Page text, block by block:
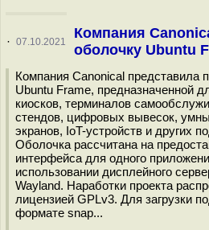
· 07.10.2021
Компания
оболочку Ubuntu
Компания Canonical представила
Ubuntu Frame, предназначенной
киосков, терминалов
стендов, цифровых вывесок,
экранов, IoT-устройств и других
Оболочка рассчитана на
интерфейса для одного
использовании дисплейного
Wayland. Наработки проекта
лицензией GPLv3. Для загрузки
формате snap...